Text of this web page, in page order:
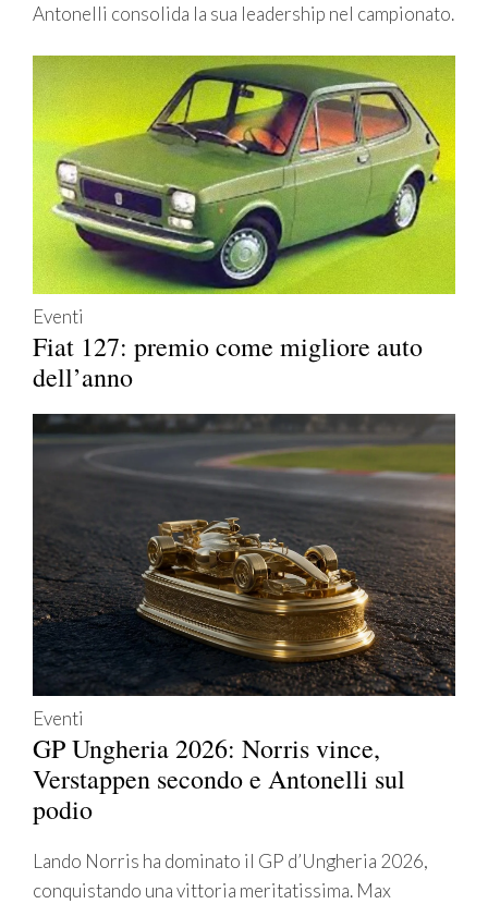
Antonelli consolida la sua leadership nel campionato.
Eventi
Fiat 127: premio come migliore auto
dell’anno
Eventi
GP Ungheria 2026: Norris vince,
Verstappen secondo e Antonelli sul
podio
Lando Norris ha dominato il GP d’Ungheria 2026,
conquistando una vittoria meritatissima. Max